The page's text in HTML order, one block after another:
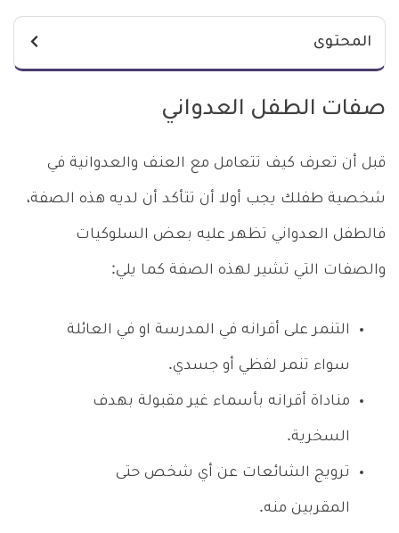
المحتوى
صفات الطفل العدواني
قبل أن تعرف كيف تتعامل مع العنف والعدوانية في
شخصية طفلك يجب أولا أن تتأكد أن لديه هذه الصفة،
فالطفل العدواني تظهر عليه بعض السلوكيات
والصفات التي تشير لهذه الصفة كما يلي:
التنمر على أقرانه في المدرسة او في العائلة
سواء تنمر لفظي أو جسدي.
مناداة أقرانه بأسماء غير مقبولة بهدف
السخرية.
ترويج الشائعات عن أي شخص حتى
المقربين منه.